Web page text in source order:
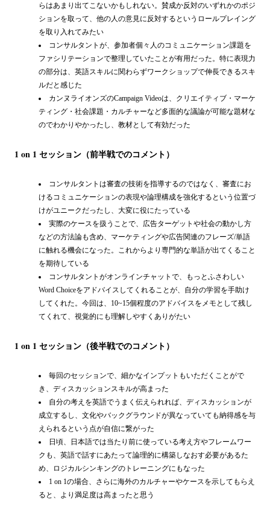
らはあまり出てこないかもしれない。賛成か反対のいずれかのポジ
ションを取って、他の人の意見に反対するというロールプレイング
を取り入れてみたい
コンサルタントが、参加者個々人のコミュニケーション課題を
ファシリテーションで整理していたことが有用だった。特に表現力
の部分は、英語スキルに関わらずワークショップで伸長できるスキ
ルだと感じた
カンヌライオンズのCampaign Videoは、クリエイティブ・マーケ
ティング・社会課題・カルチャーなど多面的な議論が可能な題材な
のでわかりやかったし、教材として有効だった
1 on 1 セッション（前半戦でのコメント）
コンサルタントは審査の技術を指導するのではなく、審査にお
けるコミュニケーションの表現や論理構成を強化するという位置づ
けがユニークだったし、大変に役にたっている
実際のケースを扱うことで、広告ターゲットや社会の動かし方
などの方法論も含め、マーケティングや広告関連のフレーズ/単語
に触れる機会になった。これからより専門的な単語が出てくること
を期待している
コンサルタントがオンラインチャットで、もっとふさわしい
Word Choiceをアドバイスしてくれることが、自分の学習を手助け
してくれた。今回は、10~15個程度のアドバイスをメモとして残し
てくれて、視覚的にも理解しやすくありがたい
1 on 1 セッション（後半戦でのコメント）
毎回のセッションで、細かなインプットもいただくことがで
き、ディスカッションスキルが高まった
自分の考えを英語でうまく伝えられれば、ディスカッションが
成立するし、文化やバックグラウンドが異なっていても納得感を与
えられるという点が自信に繋がった
日頃、日本語では当たり前に使っている考え方やフレームワー
クも、英語で話すにあたって論理的に構築しなおす必要があるた
め、ロジカルシンキングのトレーニングにもなった
1 on 1の場合、さらに海外のカルチャーやケースを示してもらえ
ると、より満足度は高まったと思う